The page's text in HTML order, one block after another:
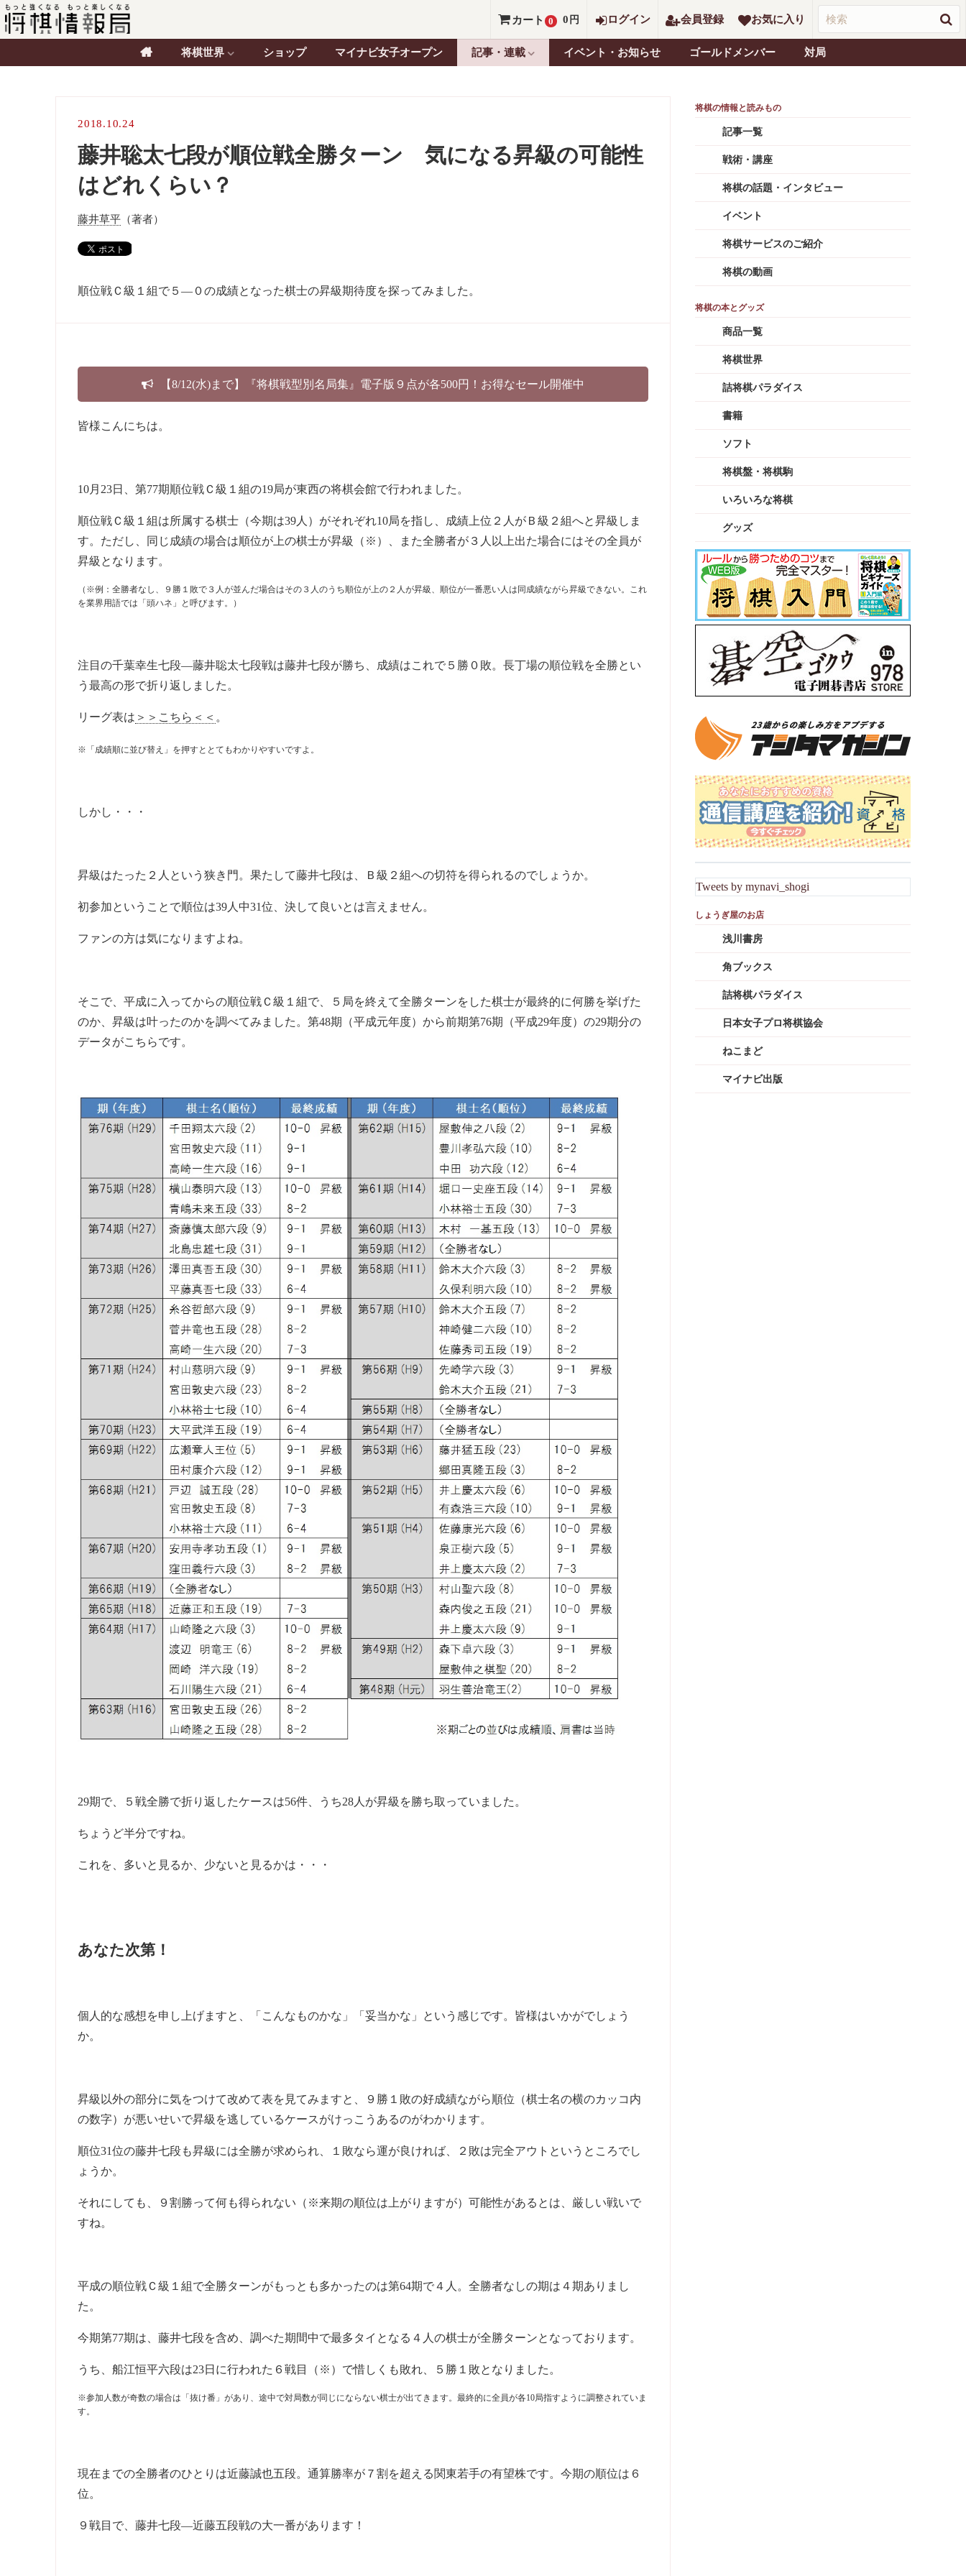
カート 0 0 円 ログイン 会員登録 お気に入り
将棋世界 ショップ マイナビ女子オープン 記事・連載 イベント・お知らせ ゴールドメンバー 対局
2018.10.24
藤井聡太七段が順位戦全勝ターン 気になる昇級の可能性
はどれくらい？
藤井草平 （著者）
順位戦Ｃ級１組で５―０の成績となった棋士の昇級期待度を探ってみました。
【8/12(水)まで】『将棋戦型別名局集』電子版９点が各500円！お得なセール開催中
皆様こんにちは。
10月23日、第77期順位戦Ｃ級１組の19局が東西の将棋会館で行われました。
順位戦Ｃ級１組は所属する棋士（今期は39人）がそれぞれ10局を指し、成績上位２人がＢ級２組へと昇級しま
す。ただし、同じ成績の場合は順位が上の棋士が昇級（※）、また全勝者が３人以上出た場合にはその全員が
昇級となります。
（※例：全勝者なし、９勝１敗で３人が並んだ場合はその３人のうち順位が上の２人が昇級、順位が一番悪い人は同成績ながら昇級できない。これ
を業界用語では「頭ハネ」と呼びます。）
注目の千葉幸生七段―藤井聡太七段戦は藤井七段が勝ち、成績はこれで５勝０敗。長丁場の順位戦を全勝とい
う最高の形で折り返しました。
リーグ表は ＞＞こちら＜＜ 。
※「成績順に並び替え」を押すととてもわかりやすいですよ。
しかし・・・
昇級はたった２人という狭き門。果たして藤井七段は、Ｂ級２組への切符を得られるのでしょうか。
初参加ということで順位は39人中31位、決して良いとは言えません。
ファンの方は気になりますよね。
そこで、平成に入ってからの順位戦Ｃ級１組で、５局を終えて全勝ターンをした棋士が最終的に何勝を挙げた
のか、昇級は叶ったのかを調べてみました。第48期（平成元年度）から前期第76期（平成29年度）の29期分の
データがこちらです。
29期で、５戦全勝で折り返したケースは56件、うち28人が昇級を勝ち取っていました。
ちょうど半分ですね。
これを、多いと見るか、少ないと見るかは・・・
あなた次第！
個人的な感想を申し上げますと、「こんなものかな」「妥当かな」という感じです。皆様はいかがでしょう
か。
昇級以外の部分に気をつけて改めて表を見てみますと、９勝１敗の好成績ながら順位（棋士名の横のカッコ内
の数字）が悪いせいで昇級を逃しているケースがけっこうあるのがわかります。
順位31位の藤井七段も昇級には全勝が求められ、１敗なら運が良ければ、２敗は完全アウトというところでし
ょうか。
それにしても、９割勝って何も得られない（※来期の順位は上がりますが）可能性があるとは、厳しい戦いで
すね。
平成の順位戦Ｃ級１組で全勝ターンがもっとも多かったのは第64期で４人。全勝者なしの期は４期ありまし
た。
今期第77期は、藤井七段を含め、調べた期間中で最多タイとなる４人の棋士が全勝ターンとなっております。
うち、船江恒平六段は23日に行われた６戦目（※）で惜しくも敗れ、５勝１敗となりました。
※参加人数が奇数の場合は「抜け番」があり、途中で対局数が同じにならない棋士が出てきます。最終的に全員が各10局指すように調整されていま
す。
現在までの全勝者のひとりは近藤誠也五段。通算勝率が７割を超える関東若手の有望株です。今期の順位は６
位。
９戦目で、藤井七段―近藤五段戦の大一番があります！
記事一覧
戦術・講座
将棋の話題・インタビュー
イベント
将棋サービスのご紹介
将棋の動画
商品一覧
将棋世界
詰将棋パラダイス
書籍
ソフト
将棋盤・将棋駒
いろいろな将棋
グッズ
Tweets by mynavi_shogi
浅川書房
角ブックス
詰将棋パラダイス
日本女子プロ将棋協会
ねこまど
マイナビ出版